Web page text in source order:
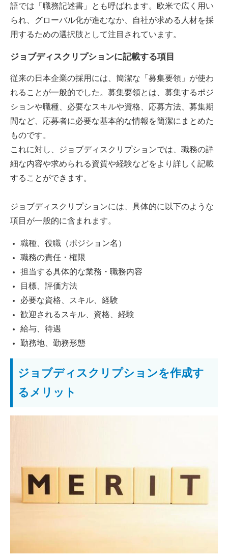
語では「職務記述書」とも呼ばれます。欧米で広く用い
られ、グローバル化が進むなか、自社が求める人材を採
用するための選択肢として注目されています。
ジョブディスクリプションに記載する項目
従来の日本企業の採用には、簡潔な「募集要領」が使わ
れることが一般的でした。募集要領とは、募集するポジ
ションや職種、必要なスキルや資格、応募方法、募集期
間など、応募者に必要な基本的な情報を簡潔にまとめた
ものです。
これに対し、ジョブディスクリプションでは、職務の詳
細な内容や求められる資質や経験などをより詳しく記載
することができます。
ジョブディスクリプションには、具体的に以下のような
項目が一般的に含まれます。
職種、役職（ポジション名）
職務の責任・権限
担当する具体的な業務・職務内容
目標、評価方法
必要な資格、スキル、経験
歓迎されるスキル、資格、経験
給与、待遇
勤務地、勤務形態
ジョブディスクリプションを作成す
るメリット